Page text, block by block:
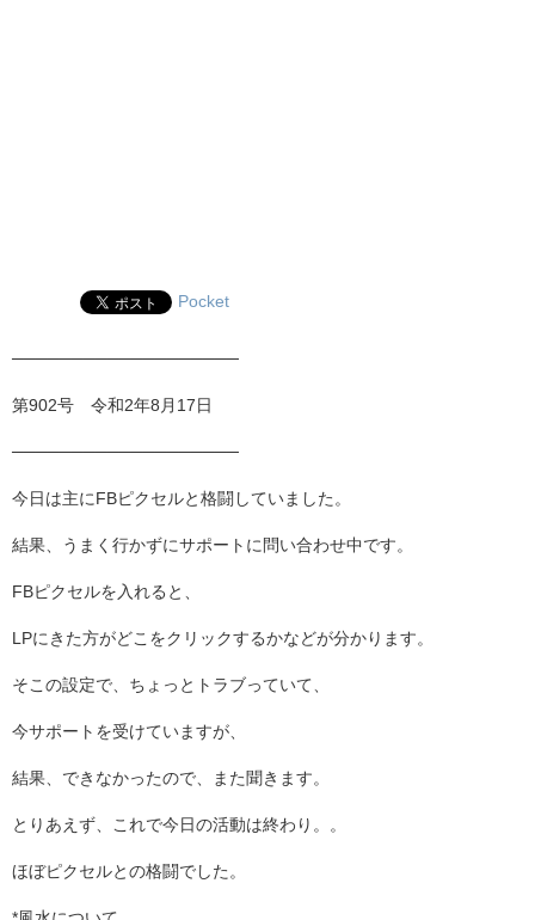
Pocket
───────────────────
第902号 令和2年8月17日
───────────────────
今日は主にFBピクセルと格闘していました。
結果、うまく行かずにサポートに問い合わせ中です。
FBピクセルを入れると、
LPにきた方がどこをクリックするかなどが分かります。
そこの設定で、ちょっとトラブっていて、
今サポートを受けていますが、
結果、できなかったので、また聞きます。
とりあえず、これで今日の活動は終わり。。
ほぼピクセルとの格闘でした。